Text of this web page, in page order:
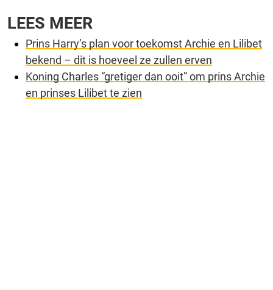
LEES MEER
Prins Harry’s plan voor toekomst Archie en Lilibet
bekend – dit is hoeveel ze zullen erven
Koning Charles “gretiger dan ooit” om prins Archie
en prinses Lilibet te zien